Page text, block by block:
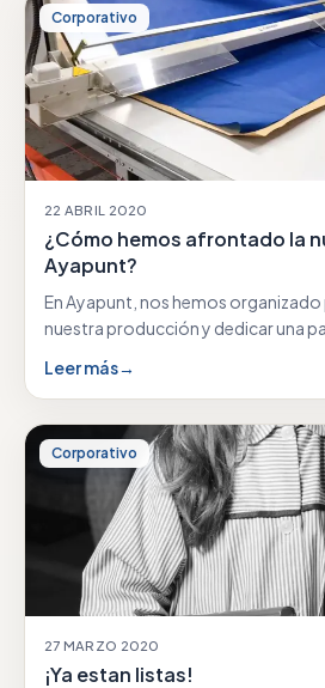
Corporativo
22 ABRIL 2020
¿Cómo hemos afrontado la
Ayapunt?
En Ayapunt, nos hemos organizado
nuestra producción y dedicar una
Leer más→
Corporativo
27 MARZO 2020
¡Ya estan listas!